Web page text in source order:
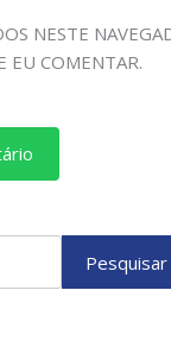
NESTE
EU COMENTAR.
Pesquisar